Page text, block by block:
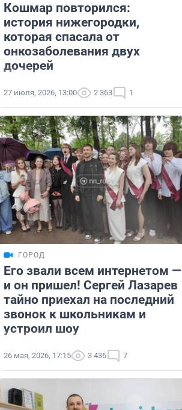
Кошмар повторился:
история нижегородки,
которая спасала от
онкозаболевания двух
дочерей
27 июля, 2026, 13:00 2 363 1
ГОРОД
Его звали всем интернетом —
и он пришел! Сергей Лазарев
тайно приехал на последний
звонок к школьникам и
устроил шоу
26 мая, 2026, 17:15 3 436 7